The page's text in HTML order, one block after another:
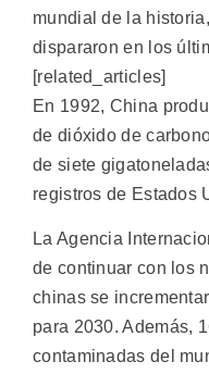
mundial de la
dispararon en los
[related_articles]
En 1992, China
de dióxido de
de siete
registros de Estados
La Agencia
de continuar con los
chinas se
para 2030. Además,
contaminadas del